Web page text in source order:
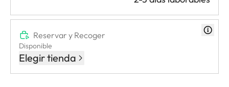
Reservar y Recoger
Disponible
Elegir tienda